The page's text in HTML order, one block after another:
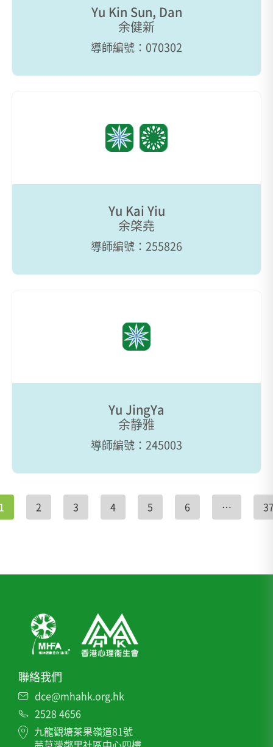
Yu Kin Sun, Dan
余健新
導師編號：070302
Yu Kai Yiu
余棨堯
導師編號：255826
Yu JingYa
余静雅
導師編號：245003
2 3 4 5 6 …
聯絡我們
dce@mhahk.org.hk
2528 4656
九龍觀塘茶果嶺道81號